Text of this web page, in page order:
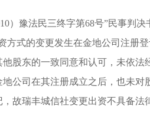
）豫法民三终字第68号”民事判
方式的变更发生在金地公司注册
他股东的一致同意和认可，未依法
地公司在其注册成立之后，也未对
故瑞丰城信社变更出资不具备法